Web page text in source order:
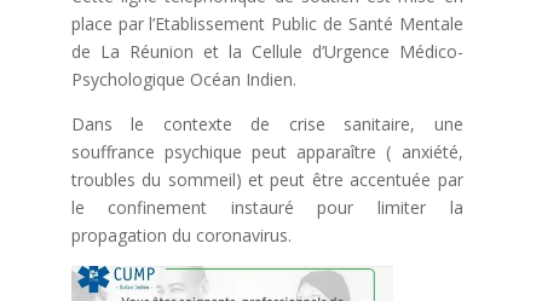
place parl’Etablissement Public de Santé Mentale
de La Réunion et la Cellule d’Urgence Médico-
Psychologique Océan Indien.
Dans le contexte de crise sanitaire, une
souffrance psychique peut apparaître ( anxiété,
troubles du sommeil) et peut être accentuée par
le confinement instauré pour limiter la
propagation du coronavirus.